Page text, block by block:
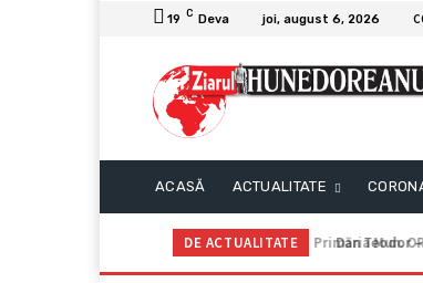
19 C Deva joi, august 6, 2026
ACASĂ ACTUALITATE
DE ACTUALITATE Dan Teodor –